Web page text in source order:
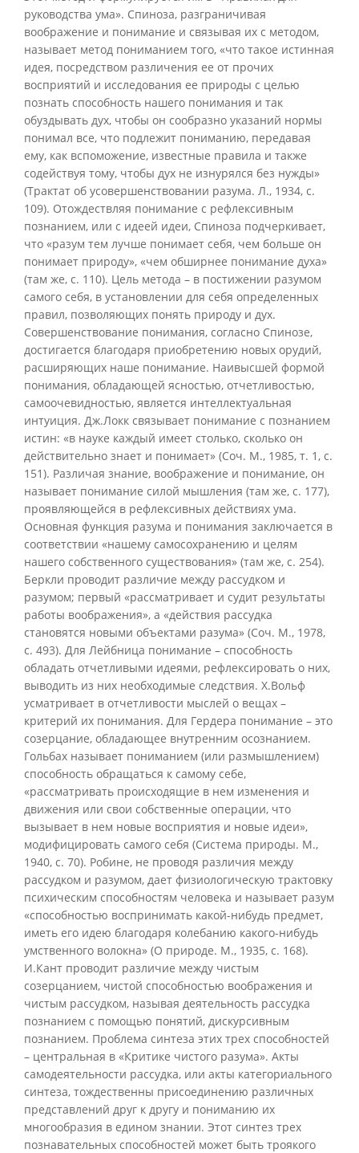
руководства ума». Спиноза, разграничивая
воображение и понимание и связывая их с методом,
называет метод пониманием того, «что такое истинная
идея, посредством различения ее от прочих
восприятий и исследования ее природы с целью
познать способность нашего понимания и так
обуздывать дух, чтобы он сообразно указаний нормы
понимал все, что подлежит пониманию, передавая
ему, как вспоможение, известные правила и также
содействуя тому, чтобы дух не изнурялся без нужды»
(Трактат об усовершенствовании разума. Л., 1934, с.
109). Отождествляя понимание с рефлексивным
познанием, или с идеей идеи, Спиноза подчеркивает,
что «разум тем лучше понимает себя, чем больше он
понимает природу», «чем обширнее понимание духа»
(там же, с. 110). Цель метода – в постижении разумом
самого себя, в установлении для себя определенных
правил, позволяющих понять природу и дух.
Совершенствование понимания, согласно Спинозе,
достигается благодаря приобретению новых орудий,
расширяющих наше понимание. Наивысшей формой
понимания, обладающей ясностью, отчетливостью,
самоочевидностью, является интеллектуальная
интуиция. Дж.Локк связывает понимание с познанием
истин: «в науке каждый имеет столько, сколько он
действительно знает и понимает» (Соч. М., 1985, т. 1, с.
151). Различая знание, воображение и понимание, он
называет понимание силой мышления (там же, с. 177),
проявляющейся в рефлексивных действиях ума.
Основная функция разума и понимания заключается в
соответствии «нашему самосохранению и целям
нашего собственного существования» (там же, с. 254).
Беркли проводит различие между рассудком и
разумом; первый «рассматривает и судит результаты
работы воображения», а «действия рассудка
становятся новыми объектами разума» (Соч. М., 1978,
с. 493). Для Лейбница понимание – способность
обладать отчетливыми идеями, рефлексировать о них,
выводить из них необходимые следствия. X.Вольф
усматривает в отчетливости мыслей о вещах –
критерий их понимания. Для Гердера понимание – это
созерцание, обладающее внутренним осознанием.
Гольбах называет пониманием (или размышлением)
способность обращаться к самому себе,
«рассматривать происходящие в нем изменения и
движения или свои собственные операции, что
вызывает в нем новые восприятия и новые идеи»,
модифицировать самого себя (Система природы. М.,
1940, с. 70). Робине, не проводя различия между
рассудком и разумом, дает физиологическую трактовку
психическим способностям человека и называет разум
«способностью воспринимать какой-нибудь предмет,
иметь его идею благодаря колебанию какого-нибудь
умственного волокна» (О природе. М., 1935, с. 168).
И.Кант проводит различие между чистым
созерцанием, чистой способностью воображения и
чистым рассудком, называя деятельность рассудка
познанием с помощью понятий, дискурсивным
познанием. Проблема синтеза этих трех способностей
– центральная в «Критике чистого разума». Акты
самодеятельности рассудка, или акты категориального
синтеза, тождественны присоединению различных
представлений друг к другу и пониманию их
многообразия в едином знании. Этот синтез трех
познавательных способностей может быть троякого